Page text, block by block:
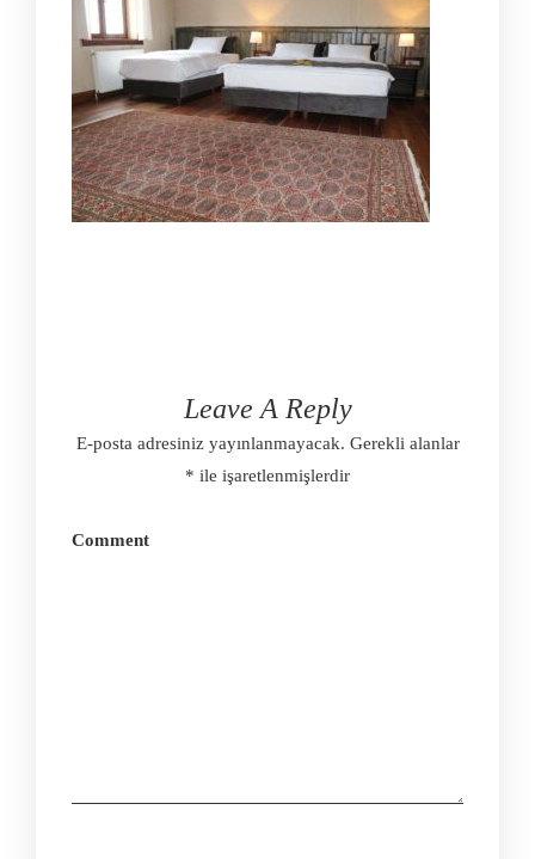
Leave A Reply
E-posta adresiniz yayınlanmayacak. Gerekli alanlar
* ile işaretlenmişlerdir
Comment